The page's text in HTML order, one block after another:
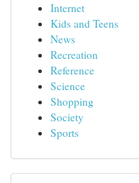
Internet
Kids and Teens
News
Recreation
Reference
Science
Shopping
Society
Sports